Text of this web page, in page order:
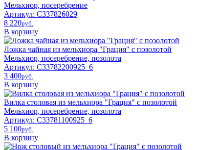
Мельхиор, посеребрение
Артикул: С337826029
8 220pyб.
В корзину
Ложка чайная из мельхиора "Грация" с позолотой
Мельхиор, посеребрение, позолота
Артикул: С33782200925_6
3 400pyб.
В корзину
Вилка столовая из мельхиора "Грация" с позолотой
Мельхиор, посеребрение, позолота
Артикул: С33781100925_6
5 100pyб.
В корзину